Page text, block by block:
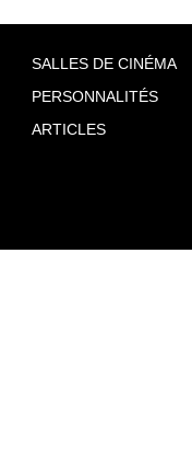
SALLES DE CINÉMA
PERSONNALITÉS
ARTICLES